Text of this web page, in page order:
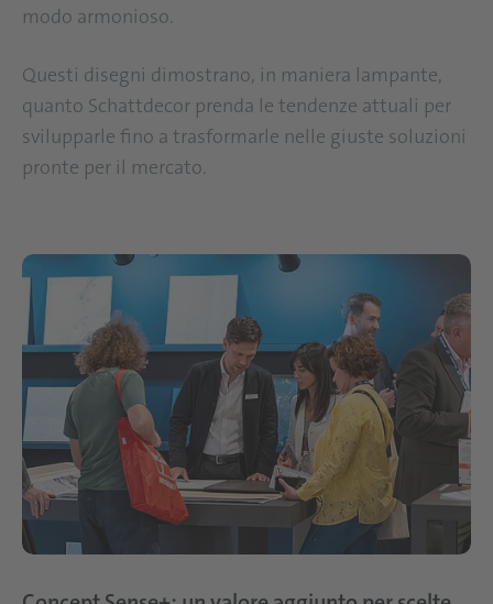
modo armonioso.
Questi disegni dimostrano, in maniera lampante,
quanto Schattdecor prenda le tendenze attuali per
svilupparle fino a trasformarle nelle giuste soluzioni
pronte per il mercato.